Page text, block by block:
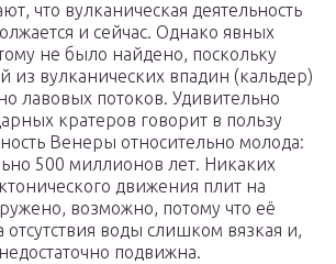
что вулканическая деятельность
и сейчас. Однако явных
не было найдено, поскольку
из вулканических впадин (кальдер)
лавовых потоков. Удивительно
кратеров говорит в пользу
Венеры относительно молода:
500 миллионов лет. Никаких
движения плит на
возможно, потому что её
отсутствия воды слишком вязкая и,
подвижна.